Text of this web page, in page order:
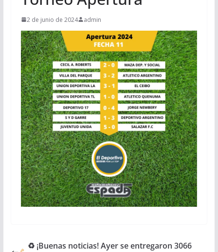
2 de junio de 2024 admin
♻ ¡Buenas noticias! Ayer se entregaron 3066